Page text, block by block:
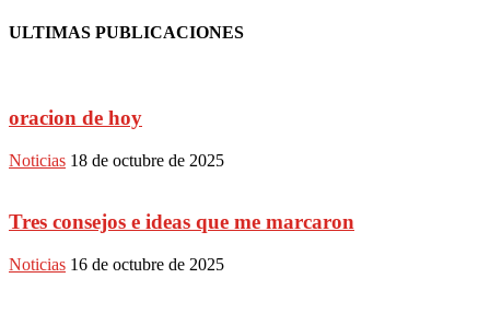
ULTIMAS PUBLICACIONES
oracion de hoy
Noticias 18 de octubre de 2025
Tres consejos e ideas que me marcaron
Noticias 16 de octubre de 2025